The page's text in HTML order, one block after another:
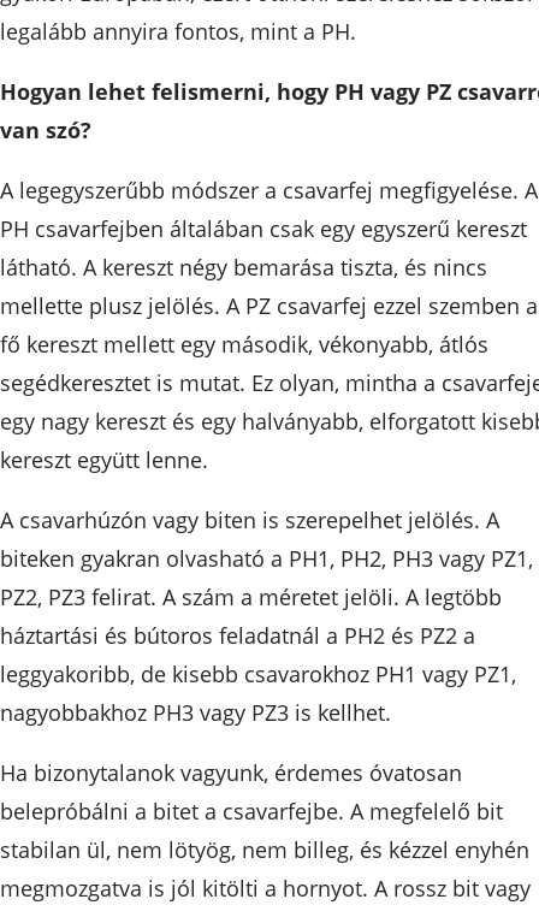
legalább annyira fontos, mint a PH.
Hogyan lehet felismerni, hogy PH vagy PZ
van szó?
A legegyszerűbb módszer a csavarfej megfigyelése. A
PH csavarfejben általában csak egy egyszerű kereszt
látható. A kereszt négy bemarása tiszta, és nincs
mellette plusz jelölés. A PZ csavarfej ezzel szemben a
fő kereszt mellett egy második, vékonyabb, átlós
segédkeresztet is mutat. Ez olyan, mintha a
egy nagy kereszt és egy halványabb, elforgatott
kereszt együtt lenne.
A csavarhúzón vagy biten is szerepelhet jelölés. A
biteken gyakran olvasható a PH1, PH2, PH3 vagy PZ1,
PZ2, PZ3 felirat. A szám a méretet jelöli. A legtöbb
háztartási és bútoros feladatnál a PH2 és PZ2 a
leggyakoribb, de kisebb csavarokhoz PH1 vagy PZ1,
nagyobbakhoz PH3 vagy PZ3 is kellhet.
Ha bizonytalanok vagyunk, érdemes óvatosan
belepróbálni a bitet a csavarfejbe. A megfelelő bit
stabilan ül, nem lötyög, nem billeg, és kézzel enyhén
megmozgatva is jól kitölti a hornyot. A rossz bit vagy